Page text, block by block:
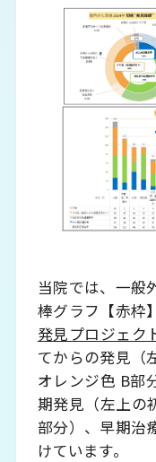
当院では、一般
棒グラフ【赤枠
発見プロジェク
てからの発見（
オレンジ色 B部
期発見（左上の
部分）、早期治
けています。